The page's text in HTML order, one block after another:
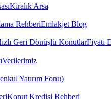
Kiralık Arsa
RehberiEmlakjet Blog
Geri Dönüşlü KonutlarFiyatı
Verilerimiz
Yatırım Fonu)
Konut Kredisi Rehberi